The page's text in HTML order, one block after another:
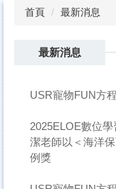
首頁 最新消息
最新消息
USR寵物FUN方
2025ELOE數位
潔老師以＜海洋
例獎